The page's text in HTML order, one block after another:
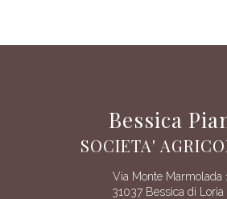
Bessica
SOCIETA'
Via Monte Marmolada
31037 Bessica di Loria